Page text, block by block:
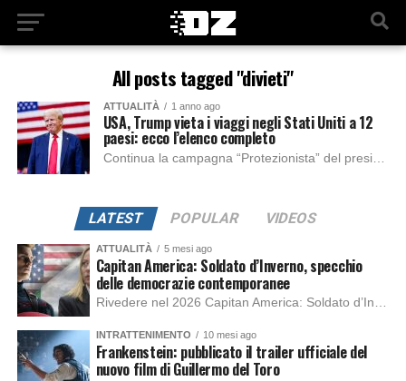
All posts tagged "divieti"
ATTUALITÀ 1 anno ago
USA, Trump vieta i viaggi negli Stati Uniti a 12
paesi: ecco l’elenco completo
LATEST POPULAR VIDEOS
ATTUALITÀ 5 mesi ago
Capitan America: Soldato d’Inverno, specchio
delle democrazie contemporanee
INTRATTENIMENTO 10 mesi ago
Frankenstein: pubblicato il trailer ufficiale del
nuovo film di Guillermo del Toro